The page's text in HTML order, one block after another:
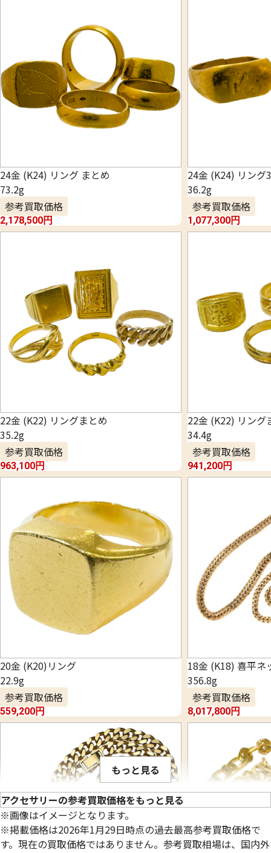
24金 (K24) リング まとめ
73.2g
参考買取価格
2,178,500円
24金 (K24) リング
36.2g
参考買取価格
1,077,300円
22金 (K22) リングまとめ
35.2g
参考買取価格
963,100円
22金 (K22) リング
34.4g
参考買取価格
941,200円
20金 (K20)リング
22.9g
参考買取価格
559,200円
18金 (K18) 喜平ネ
356.8g
参考買取価格
8,017,800円
もっと見る
アクセサリーの参考買取価格をもっと見る
※画像はイメージとなります。
※掲載価格は2026年1月29日時点の過去最高参考買取価格で
す。現在の買取価格ではありません。参考買取相場は、国内外